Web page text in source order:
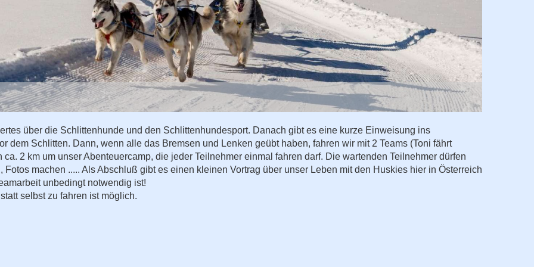
über die Schlittenhunde und den Schlittenhundesport. Danach gibt es eine kurze Einweisung ins
dem Schlitten. Dann, wenn alle das Bremsen und Lenken geübt haben, fahren wir mit 2 Teams (Toni fährt
2 km um unser Abenteuercamp, die jeder Teilnehmer einmal fahren darf. Die wartenden Teilnehmer dürfen
machen ..... Als Abschluß gibt es einen kleinen Vortrag über unser Leben mit den Huskies hier in Österreich
unbedingt notwendig ist!
selbst zu fahren ist möglich.